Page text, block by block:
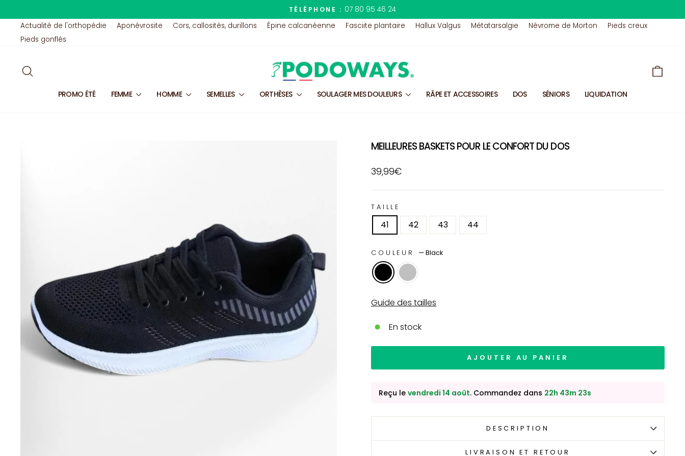
contenu
Diaporama
Pause
TÉLÉPHONE : 07 80 95 46 24
Actualité de l'orthopédie
Aponévrosite Cors, callosités, durillons Épine calcanéenne Fasciite plantaire Hallux Valgus Métatarsalgie Névrome de Morton
Pieds creux
Pieds gonflés
PROMO ÉTÉ FEMME HOMME SEMELLES ORTHÈSES SOULAGER MES DOULEURS RÂPE ET ACCESSOIRES DOS SÉNIORS LIQUIDATION
MEILLEURES BASKETS POUR LE CONFORT DU DOS
Prix
régulier
39,99€
TAILLE
41 42 43 44
COULEUR —Black
Guide des tailles
En stock
AJOUTER AU PANIER
Reçu le vendredi 14 août. Commandez dans 22h 43m 22s
DESCRIPTION
LIVRAISON ET RETOUR